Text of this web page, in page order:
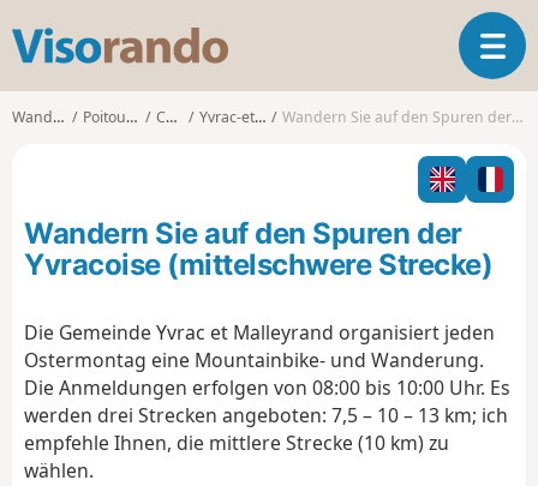
s
o
o
T
o
g
l
n
a
i
o
Wanderungen Poitou-Charentes Charente Yvrac-et-Malleyrand Wandern Sie auf den Spuren der Yvracoise (mittelschwere Strecke)
Wandern Sie auf den Spuren der
Yvracoise (mittelschwere Strecke)
Die Gemeinde Yvrac et Malleyrand organisiert jeden
Ostermontag eine Mountainbike- und Wanderung.
Die Anmeldungen erfolgen von 08:00 bis 10:00 Uhr. Es
werden drei Strecken angeboten: 7,5 – 10 – 13 km; ich
empfehle Ihnen, die mittlere Strecke (10 km) zu
wählen.